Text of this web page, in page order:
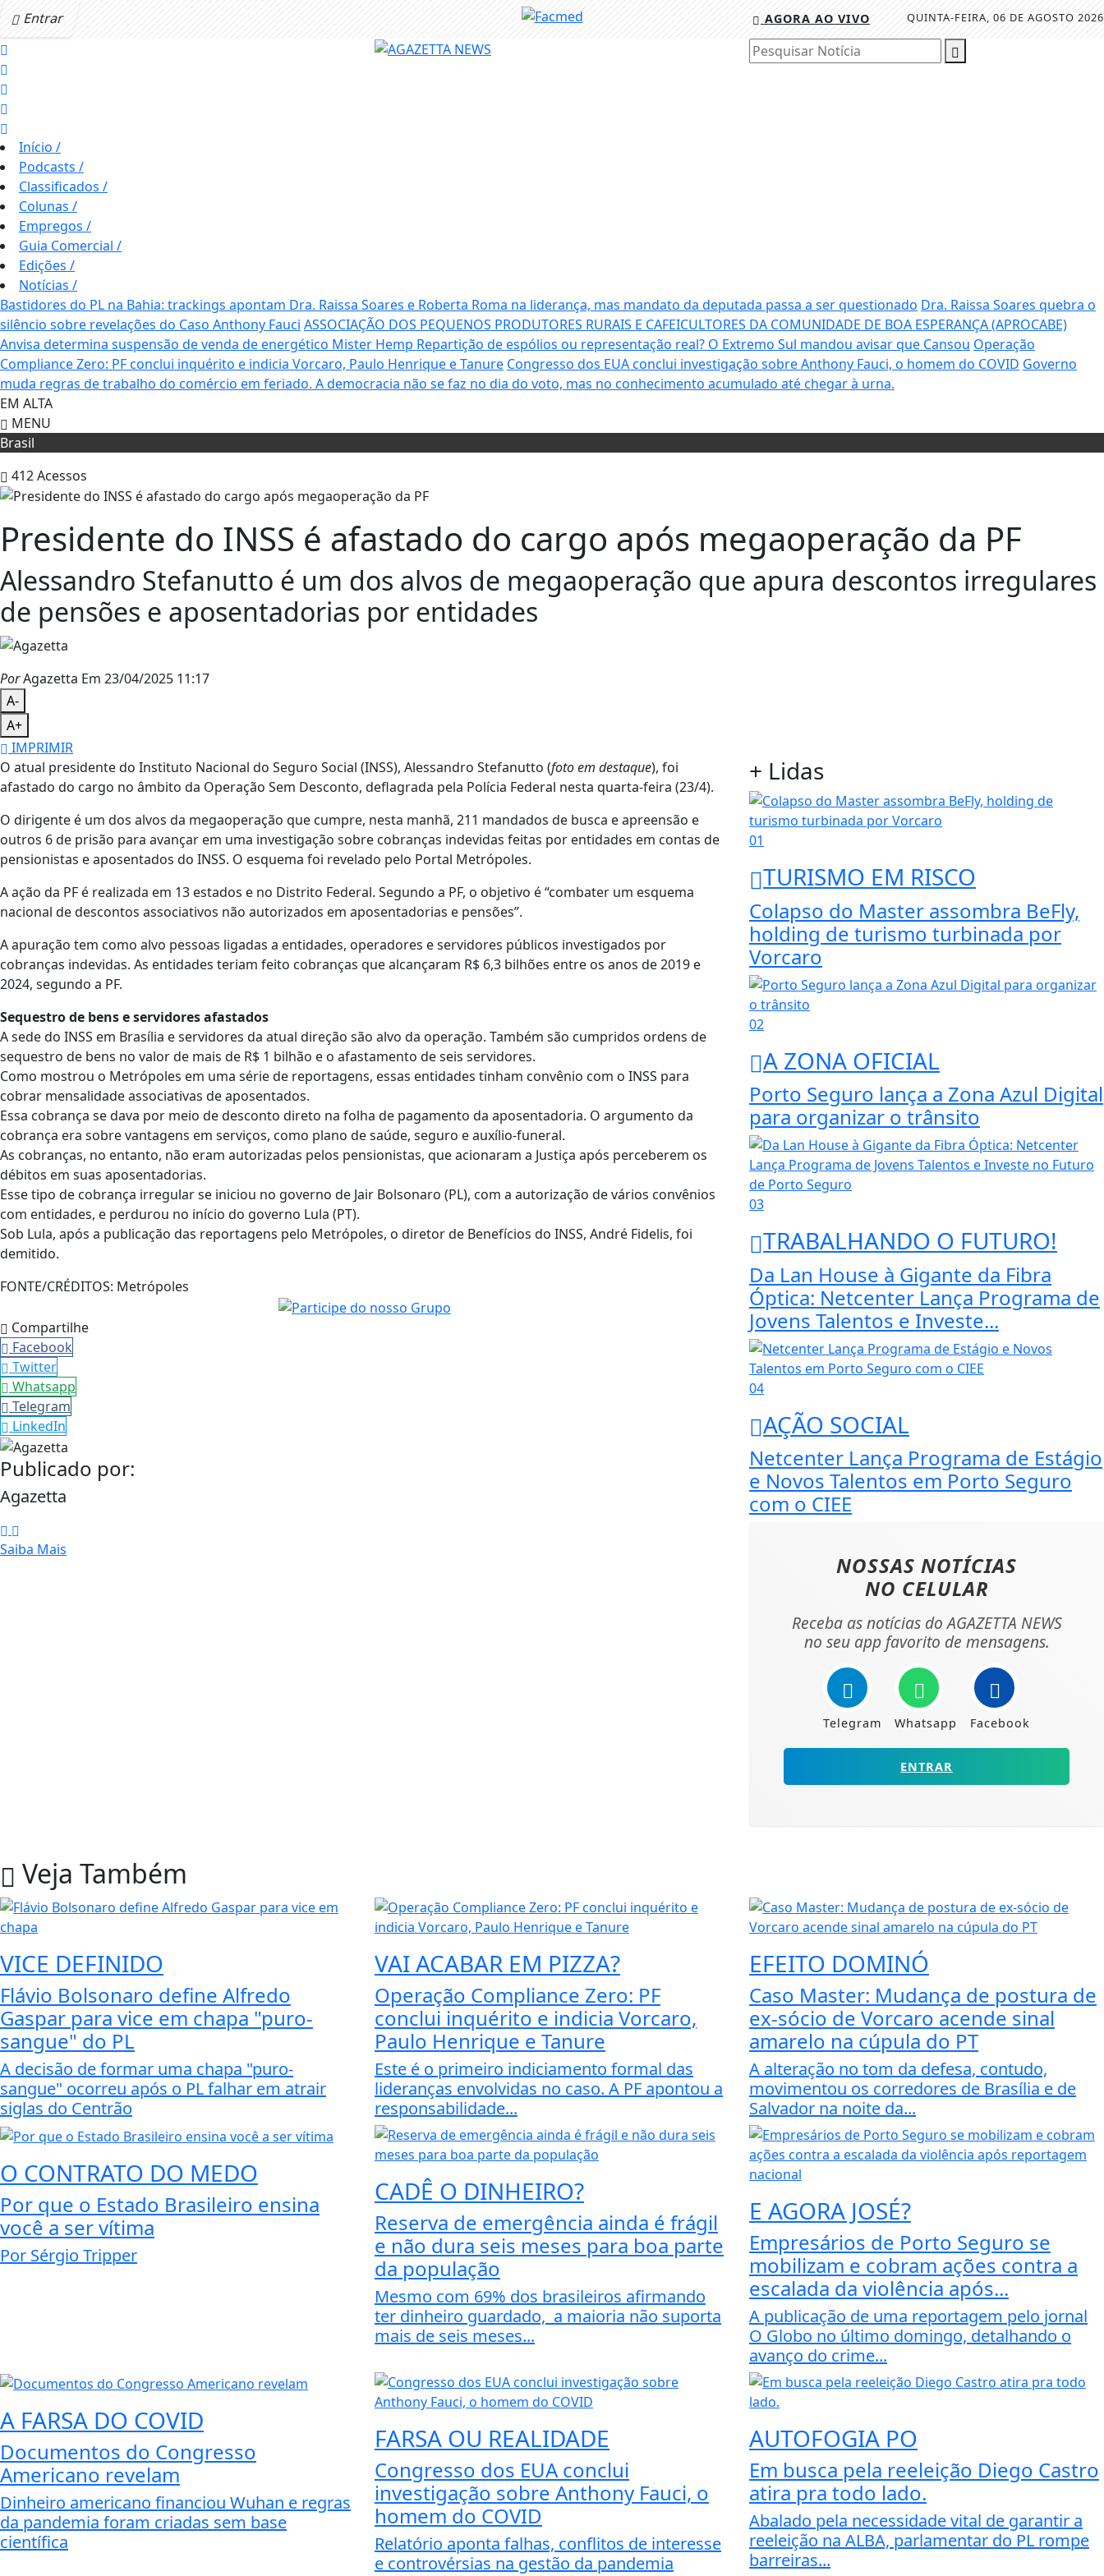
Entrar QUINTA-FEIRA, 06 DE AGOSTO 2026
AGORA AO VIVO
Pesquisar Notícia
Início /
Podcasts /
Classificados /
Colunas /
Empregos /
Guia Comercial /
Edições /
Notícias /
Bastidores do PL na Bahia: trackings apontam Dra. Raissa Soares e Roberta Roma na liderança, mas mandato da deputada passa a ser questionado Dra. Raissa Soares quebra o
silêncio sobre revelações do Caso Anthony Fauci ASSOCIAÇÃO DOS PEQUENOS PRODUTORES RURAIS E CAFEICULTORES DA COMUNIDADE DE BOA ESPERANÇA (APROCABE)
Anvisa determina suspensão de venda de energético Mister Hemp Repartição de espólios ou representação real? O Extremo Sul mandou avisar que Cansou Operação
Compliance Zero: PF conclui inquérito e indicia Vorcaro, Paulo Henrique e Tanure Congresso dos EUA conclui investigação sobre Anthony Fauci, o homem do COVID Governo
muda regras de trabalho do comércio em feriado. A democracia não se faz no dia do voto, mas no conhecimento acumulado até chegar à urna.
EM ALTA
MENU
Brasil
412Acessos
Presidente do INSS é afastado do cargo após megaoperação da PF
Alessandro Stefanutto é um dos alvos de megaoperação que apura descontos irregulares
de pensões e aposentadorias por entidades
PorAgazetta Em 23/04/2025 11:17
A-
A+
IMPRIMIR
O atual presidente do Instituto Nacional do Seguro Social (INSS), Alessandro Stefanutto (foto em destaque), foi
afastado do cargo no âmbito da Operação Sem Desconto, deflagrada pela Polícia Federal nesta quarta-feira (23/4).
O dirigente é um dos alvos da megaoperação que cumpre, nesta manhã, 211 mandados de busca e apreensão e
outros 6 de prisão para avançar em uma investigação sobre cobranças indevidas feitas por entidades em contas de
pensionistas e aposentados do INSS. O esquema foi revelado pelo Portal Metrópoles.
A ação da PF é realizada em 13 estados e no Distrito Federal. Segundo a PF, o objetivo é “combater um esquema
nacional de descontos associativos não autorizados em aposentadorias e pensões”.
A apuração tem como alvo pessoas ligadas a entidades, operadores e servidores públicos investigados por
cobranças indevidas. As entidades teriam feito cobranças que alcançaram R$ 6,3 bilhões entre os anos de 2019 e
2024, segundo a PF.
Sequestro de bens e servidores afastados
A sede do INSS em Brasília e servidores da atual direção são alvo da operação. Também são cumpridos ordens de
sequestro de bens no valor de mais de R$ 1 bilhão e o afastamento de seis servidores.
Como mostrou o Metrópoles em uma série de reportagens, essas entidades tinham convênio com o INSS para
cobrar mensalidade associativas de aposentados.
Essa cobrança se dava por meio de desconto direto na folha de pagamento da aposentadoria. O argumento da
cobrança era sobre vantagens em serviços, como plano de saúde, seguro e auxílio-funeral.
As cobranças, no entanto, não eram autorizadas pelos pensionistas, que acionaram a Justiça após perceberem os
débitos em suas aposentadorias.
Esse tipo de cobrança irregular se iniciou no governo de Jair Bolsonaro (PL), com a autorização de vários convênios
com entidades, e perdurou no início do governo Lula (PT).
Sob Lula, após a publicação das reportagens pelo Metrópoles, o diretor de Benefícios do INSS, André Fidelis, foi
demitido.
FONTE/CRÉDITOS: Metrópoles
Compartilhe
Facebook
Twitter
Whatsapp
Telegram
LinkedIn
Publicado por:
Agazetta
Saiba Mais
+ Lidas
01
TURISMO EM RISCO
Colapso do Master assombra BeFly,
holding de turismo turbinada por
Vorcaro
02
A ZONA OFICIAL
Porto Seguro lança a Zona Azul Digital
para organizar o trânsito
03
TRABALHANDO O FUTURO!
Da Lan House à Gigante da Fibra
Óptica: Netcenter Lança Programa de
Jovens Talentos e Investe...
04
AÇÃO SOCIAL
Netcenter Lança Programa de Estágio
e Novos Talentos em Porto Seguro
com o CIEE
NOSSAS NOTÍCIAS
NO CELULAR
Receba as notícias do AGAZETTA NEWS
no seu app favorito de mensagens.
Telegram Whatsapp Facebook
ENTRAR
Veja Também
VICE DEFINIDO
Flávio Bolsonaro define Alfredo
Gaspar para vice em chapa "puro-
sangue" do PL
A decisão de formar uma chapa "puro-
sangue" ocorreu após o PL falhar em atrair
siglas do Centrão
VAI ACABAR EM PIZZA?
Operação Compliance Zero: PF
conclui inquérito e indicia Vorcaro,
Paulo Henrique e Tanure
Este é o primeiro indiciamento formal das
lideranças envolvidas no caso. A PF apontou a
responsabilidade...
EFEITO DOMINÓ
Caso Master: Mudança de postura de
ex-sócio de Vorcaro acende sinal
amarelo na cúpula do PT
A alteração no tom da defesa, contudo,
movimentou os corredores de Brasília e de
Salvador na noite da...
O CONTRATO DO MEDO
Por que o Estado Brasileiro ensina
você a ser vítima
Por Sérgio Tripper
CADÊ O DINHEIRO?
Reserva de emergência ainda é frágil
e não dura seis meses para boa parte
da população
Mesmo com 69% dos brasileiros afirmando
ter dinheiro guardado, a maioria não suporta
mais de seis meses...
E AGORA JOSÉ?
Empresários de Porto Seguro se
mobilizam e cobram ações contra a
escalada da violência após...
A publicação de uma reportagem pelo jornal
O Globo no último domingo, detalhando o
avanço do crime...
A FARSA DO COVID
Documentos do Congresso
Americano revelam
Dinheiro americano financiou Wuhan e regras
da pandemia foram criadas sem base
científica
FARSA OU REALIDADE
Congresso dos EUA conclui
investigação sobre Anthony Fauci, o
homem do COVID
Relatório aponta falhas, conflitos de interesse
e controvérsias na gestão da pandemia
AUTOFOGIA PO
Em busca pela reeleição Diego Castro
atira pra todo lado.
Abalado pela necessidade vital de garantir a
reeleição na ALBA, parlamentar do PL rompe
barreiras...